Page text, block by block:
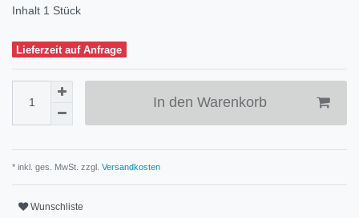
Inhalt 1 Stück
Lieferzeit auf Anfrage
In den Warenkorb
* inkl. ges. MwSt. zzgl. Versandkosten
Wunschliste